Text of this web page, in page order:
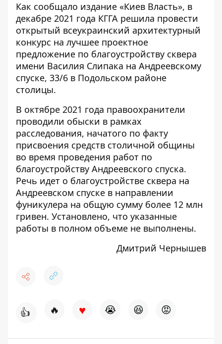
Как сообщало издание «Киев Власть», в
декабре 2021 года КГГА решила провести
открытый всеукраинский архитектурный
конкурс на лучшее проектное
предложение по благоустройству сквера
имени Василия Слипака на Андреевскому
спуске, 33/6 в Подольском районе
столицы.
В октябре 2021 года правоохранители
проводили обыски в рамках
расследования, начатого по факту
присвоения средств столичной общины
во время проведения работ по
благоустройству Андреевского спуска.
Речь идет о благоустройстве сквера на
Андреевском спуске в направлении
фуникулера на общую сумму более 12 млн
гривен. Установлено, что указанные
работы в полном объеме не выполнены.
Дмитрий Чернышев
👍 🔥 ♥ 😭 😆 😡